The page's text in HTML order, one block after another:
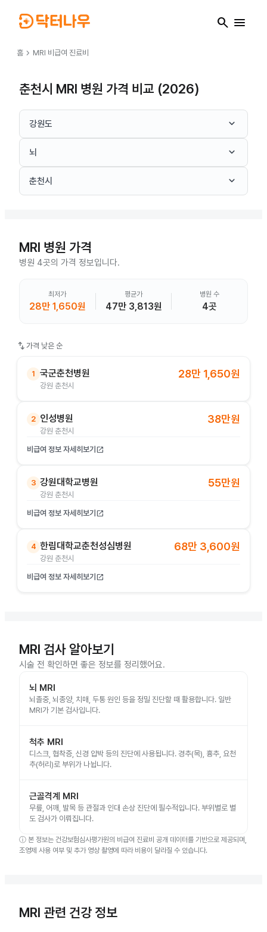
search menu
홈 chevron_right MRI 비급여 진료비
춘천시 MRI 병원 가격 비교 (2026)
강원도 keyboard_arrow_down
뇌 keyboard_arrow_down
춘천시 keyboard_arrow_down
MRI 병원 가격
병원 4곳의 가격 정보입니다.
최저가
28만 1,650원
평균가
47만 3,813원
병원 수
4곳
swap_vert 가격 낮은 순
1 국군춘천병원
강원 춘천시
28만 1,650원
2 인성병원
강원 춘천시
38만원
비급여 정보 자세히보기 open_in_new
3 강원대학교병원
강원 춘천시
55만원
비급여 정보 자세히보기 open_in_new
4 한림대학교춘천성심병원
강원 춘천시
68만 3,600원
비급여 정보 자세히보기 open_in_new
MRI 검사 알아보기
시술 전 확인하면 좋은 정보를 정리했어요.
뇌 MRI
뇌졸중, 뇌종양, 치매, 두통 원인 등을 정밀 진단할 때 활용합니다. 일반
MRI가 기본 검사입니다.
척추 MRI
디스크, 협착증, 신경 압박 등의 진단에 사용됩니다. 경추(목), 흉추, 요천
추(허리)로 부위가 나뉩니다.
근골격계 MRI
무릎, 어깨, 발목 등 관절과 인대 손상 진단에 필수적입니다. 부위별로 별
도 검사가 이뤄집니다.
ⓘ 본 정보는 건강보험심사평가원의 비급여 진료비 공개 데이터를 기반으로 제공되며,
조영제 사용 여부 및 추가 영상 촬영에 따라 비용이 달라질 수 있습니다.
MRI 관련 건강 정보